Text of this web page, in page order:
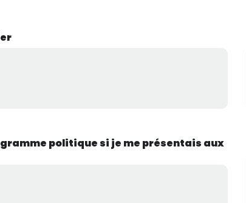
politique si je me présentais aux